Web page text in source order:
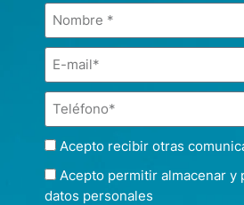
Acepto recibir otras
Acepto permitir almacenar y
datos personales